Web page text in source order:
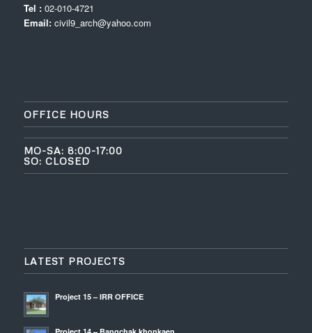
Tel :02-010-4721
Email: civil9_arch@yahoo.com
OFFICE HOURS
MO-SA: 8:00-17:00
SO: CLOSED
LATEST PROJECTS
Project 15 – IRR OFFICE